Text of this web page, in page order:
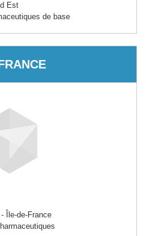
Est
de base
Île-de-France